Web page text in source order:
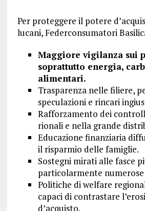
Per proteggere il potere
lucani, Federconsumatori
Maggiore vigilanza sui
soprattutto energia,
alimentari.
Trasparenza nelle filiere,
speculazioni e rincari
Rafforzamento dei
rionali e nella grande
Educazione finanziaria
il risparmio delle famiglie.
Sostegni mirati alle fasce
particolarmente numerose
Politiche di welfare
capaci di contrastare
d’acquisto.